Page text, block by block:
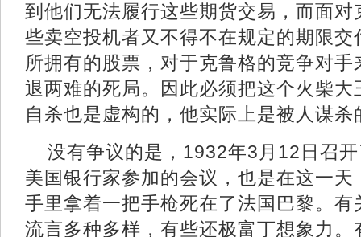
到他们无法履行这些期货交易，而面
些卖空投机者又不得不在规定的期限
所拥有的股票，对于克鲁格的竞争对
退两难的死局。因此必须把这个火柴
自杀也是虚构的，他实际上是被人谋杀
没有争议的是，1932年3月12日召
美国银行家参加的会议，也是在这一
手里拿着一把手枪死在了法国巴黎。有
流言多种多样，有些还极富丁想象力